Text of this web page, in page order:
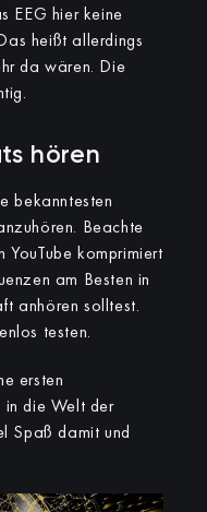
EEG hier keine
heißt allerdings
da wären. Die
hören
bekanntesten
Beachte
komprimiert
am Besten in
anhören solltest.
testen.
ersten
in die Welt der
Spaß damit und